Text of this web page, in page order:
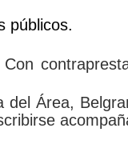
públicos.
Área,